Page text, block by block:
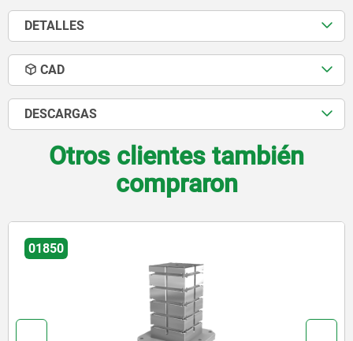
DETALLES
CAD
DESCARGAS
Otros clientes también
compraron
01857-20